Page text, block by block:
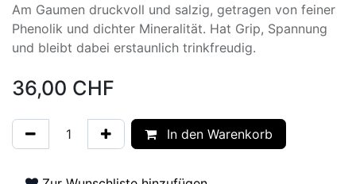
Am Gaumen druckvoll und salzig, getragen von feiner
Phenolik und dichter Mineralität. Hat Grip, Spannung
und bleibt dabei erstaunlich trinkfreudig.
36,00 CHF
In den Warenkorb